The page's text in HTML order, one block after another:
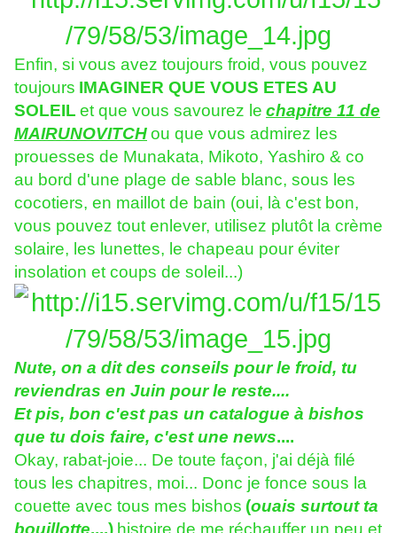
Enfin, si vous avez toujours froid, vous pouvez
toujours IMAGINER QUE VOUS ETES AU
SOLEIL et que vous savourez le chapitre 11 de
MAIRUNOVITCHou que vous admirez les
prouesses de Munakata, Mikoto, Yashiro & co
au bord d'une plage de sable blanc, sous les
cocotiers, en maillot de bain (oui, là c'est bon,
vous pouvez tout enlever, utilisez plutôt la crème
solaire, les lunettes, le chapeau pour éviter
insolation et coups de soleil...)
Nute, on a dit des conseils pour le froid, tu
reviendras en Juin pour le reste....
Et pis, bon c'est pas un catalogue à bishos
que tu dois faire, c'est une news....
Okay, rabat-joie... De toute façon, j'ai déjà filé
tous les chapitres, moi... Donc je fonce sous la
couette avec tous mes bishos (ouais surtout ta
bouillotte....) histoire de me réchauffer un peu et